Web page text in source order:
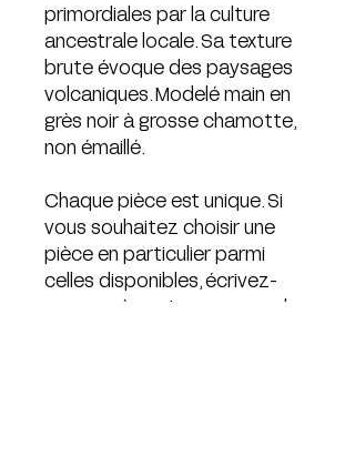
primordiales par la culture
ancestrale locale. Sa texture
brute évoque des paysages
volcaniques. Modelé main en
grès noir à grosse chamotte,
non émaillé.
Chaque pièce est unique. Si
vous souhaitez choisir une
pièce en particulier parmi
celles disponibles, écrivez-
nous après votre commande.